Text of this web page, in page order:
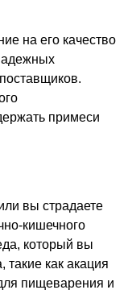
на его качество
примеси
вы страдаете
кишечного
который вы
как акация
пищеварения и